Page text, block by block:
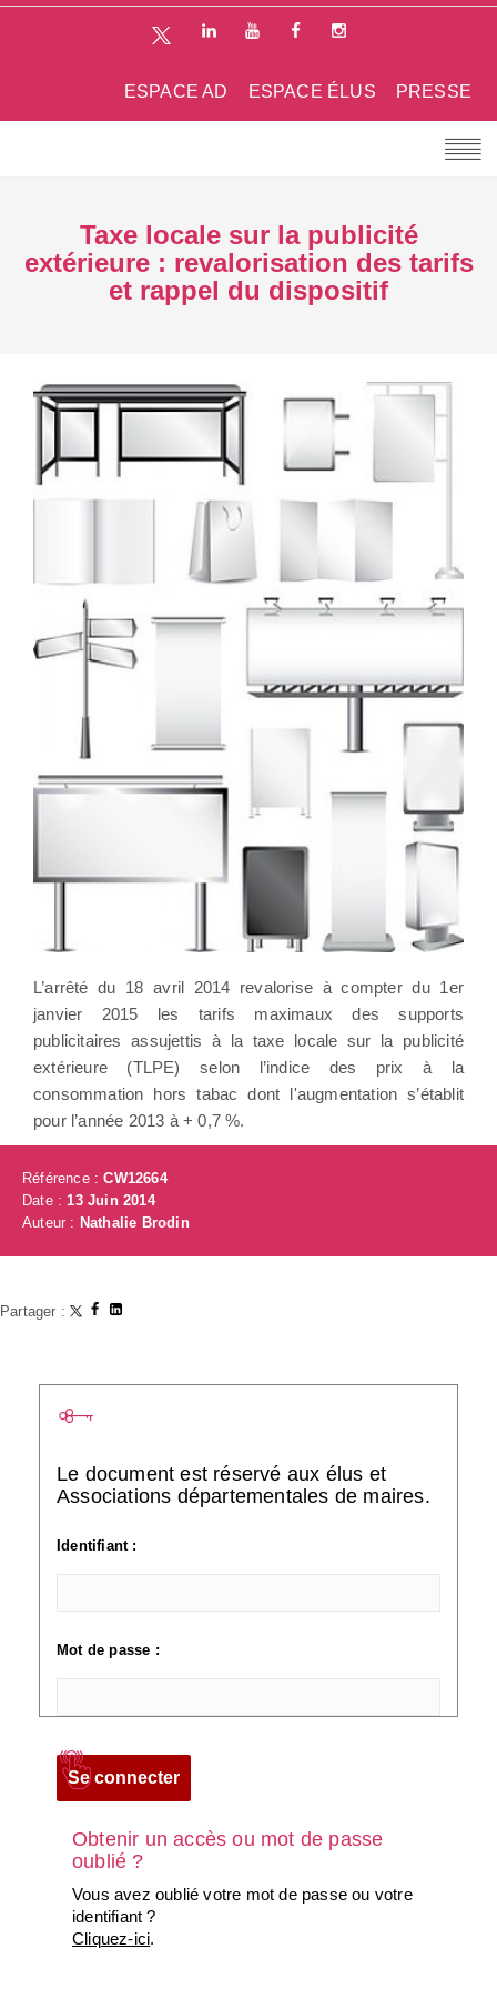
PRESSE
ESPACE ÉLUS
ESPACE AD
Taxe locale sur la publicité
extérieure : revalorisation des tarifs
et rappel du dispositif
L’arrêté du 18 avril 2014 revalorise à compter du 1er
janvier 2015 les tarifs maximaux des supports
publicitaires assujettis à la taxe locale sur la publicité
extérieure (TLPE) selon l’indice des prix à la
consommation hors tabac dont l'augmentation s’établit
pour l’année 2013 à + 0,7 %.
Référence :CW12664
Date : 13 Juin 2014
Auteur : Nathalie Brodin
Partager :
Le document est réservé aux élus et
Associations départementales de maires.
Identifiant :
Mot de passe :
Obtenir un accès ou mot de passe
oublié ?
Vous avez oublié votre mot de passe ou votre
identifiant ?
Cliquez-ici.